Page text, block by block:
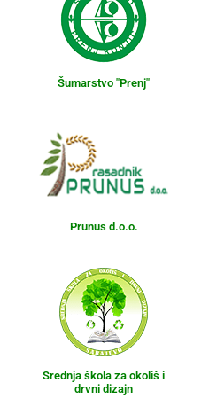
Šumarstvo "Prenj"
Prunus d.o.o.
Srednja škola za okoliš i
drvni dizajn